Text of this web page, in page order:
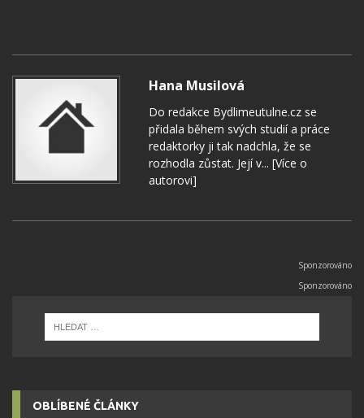
Hana Musilová
Do redakce Bydlimeutulne.cz se
přidala během svých studií a práce
redaktorky ji tak nadchla, že se
rozhodla zůstat. Její v... [Více o
autorovi]
OBLÍBENÉ ČLÁNKY